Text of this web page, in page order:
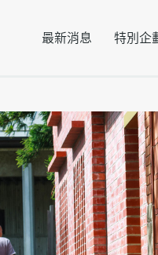
最新消息 特別企